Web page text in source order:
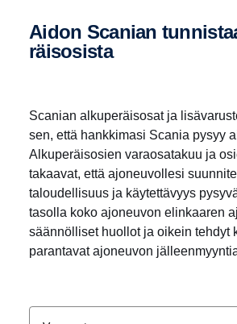
Aidon Scanian tunnistaa alkupe­
räi­so­sista
Scanian alkuperäisosat ja
sen, että hankkimasi Scania pysyy
Alkuperäisosien varaosatakuu ja
takaavat, että ajoneuvollesi
taloudellisuus ja käytettävyys
tasolla koko ajoneuvon elinkaaren
säännölliset huollot ja oikein tehdyt
parantavat ajoneuvon